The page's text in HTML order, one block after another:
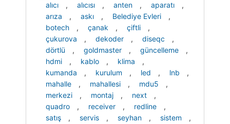
alıcı
, alıcısı , anten , aparatı
,
arıza
, askı , Belediye Evleri
,
botech
, çanak , çiftli
,
çukurova
, dekoder , diseqc
,
dörtlü
, goldmaster , güncelleme
,
hdmi
, kablo , klima
,
kumanda
, kurulum , led , lnb
,
mahalle
, mahallesi , mdu5
,
merkezi
, montaj , next
,
quadro
, receiver , redline
,
satış
, servis , seyhan , sistem
,